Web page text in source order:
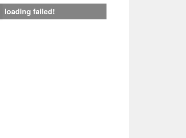
loading failed!